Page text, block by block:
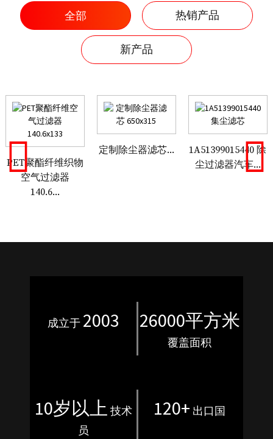
全部 热销产品
新产品
PET聚酯纤维织物
空气过滤器
140.6...
定制除尘器滤芯...
1A51399015440 除
尘过滤器汽车...
PET聚酯纤维织物空气过滤器
140.6...
定制除尘器滤芯...
P-UL,UM,UH-16-20U 替代
大成油...
R928037608 更换机油滤芯
成立于 2003 26000平方米
覆盖面积
10岁以上 技术
员
120+ 出口国